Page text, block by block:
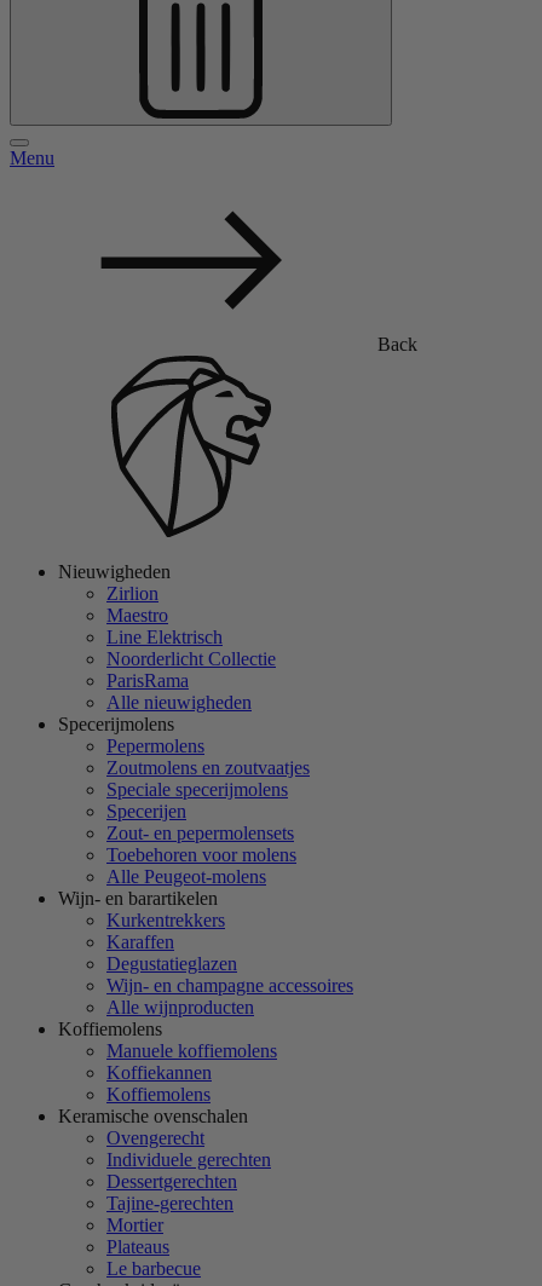
Menu
Back
Nieuwigheden
Zirlion
Maestro
Line Elektrisch
Noorderlicht Collectie
ParisRama
Alle nieuwigheden
Specerijmolens
Pepermolens
Zoutmolens en zoutvaatjes
Speciale specerijmolens
Specerijen
Zout- en pepermolensets
Toebehoren voor molens
Alle Peugeot-molens
Wijn- en barartikelen
Kurkentrekkers
Karaffen
Degustatieglazen
Wijn- en champagne accessoires
Alle wijnproducten
Koffiemolens
Manuele koffiemolens
Koffiekannen
Koffiemolens
Keramische ovenschalen
Ovengerecht
Individuele gerechten
Dessertgerechten
Tajine-gerechten
Mortier
Plateaus
Le barbecue